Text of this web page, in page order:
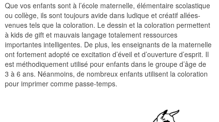
Que vos enfants sont à l’école maternelle, élémentaire scolastique
ou collège, ils sont toujours avide dans ludique et créatif allées-
venues tels que la coloration. Le dessin et la coloration permettent
à kids de gift et mauvais langage totalement ressources
importantes intelligentes. De plus, les enseignants de la maternelle
ont fortement adopté ce excitation d’éveil et d’ouverture d’esprit. Il
est méthodiquement utilisé pour enfants dans le groupe d’âge de
3 à 6 ans. Néanmoins, de nombreux enfants utilisent la coloration
pour imprimer comme passe-temps.